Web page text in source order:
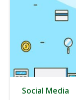
Social Media